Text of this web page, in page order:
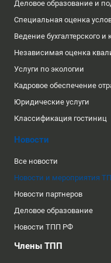
Деловое образование и
Специальная оценка
Ведение бухгалтерского и
Независимая оценка
Услуги по экологии
Кадровое обеспечение
Юридические услуги
Классификация гостиниц
Новости
Все новости
Новости и мероприятия
Новости партнеров
Деловое образование
Новости ТПП РФ
Члены ТПП